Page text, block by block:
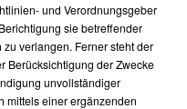
und Verordnungsgeber
sie betreffender
verlangen. Ferner steht der
Berücksichtigung der Zwecke
unvollständiger
einer ergänzenden